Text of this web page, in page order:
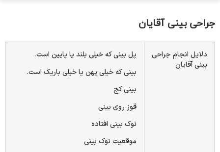
جراحی بینی آقایان
دلایل انجام جراحی
بینی آقایان
پل بینی که خیلی بلند یا پایین است.
بینی که خیلی پهن یا خیلی باریک است.
بینی کج
قوز روی بینی
نوک بینی افتاده
موقعیت نوک بینی